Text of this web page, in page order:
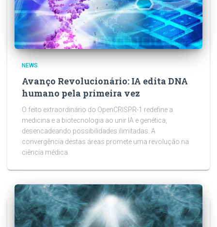
NEWS
Avanço Revolucionário: IA edita DNA
humano pela primeira vez
O feito extraordinário do OpenCRISPR-1 redefine a
medicina e a biotecnologia ao unir IA e genética,
desencadeando possibilidades ilimitadas. A
convergência destas áreas promete uma revolução na
ciência médica.